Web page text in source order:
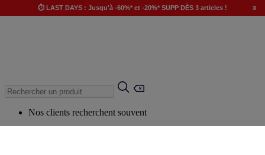
⏱️ LAST DAYS : Jusqu'à -60%* et -20%* SUPP DÈS 3 articles ! x
Nos clients recherchent souvent